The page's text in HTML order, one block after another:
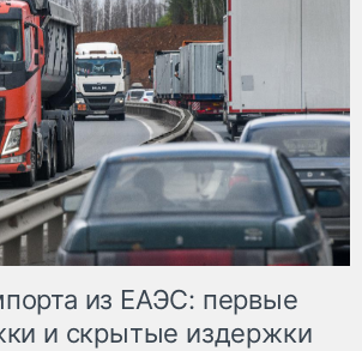
из ЕАЭС: первые
и скрытые издержки